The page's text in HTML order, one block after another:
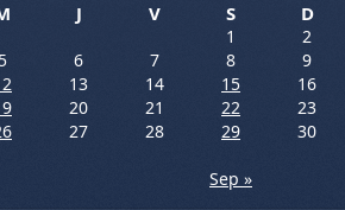
J V S D
1
2
6 7 8
9
13 14 15
16
20 21 22
23
27 28 29
30
Sep »